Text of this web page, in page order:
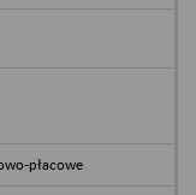
płacowe